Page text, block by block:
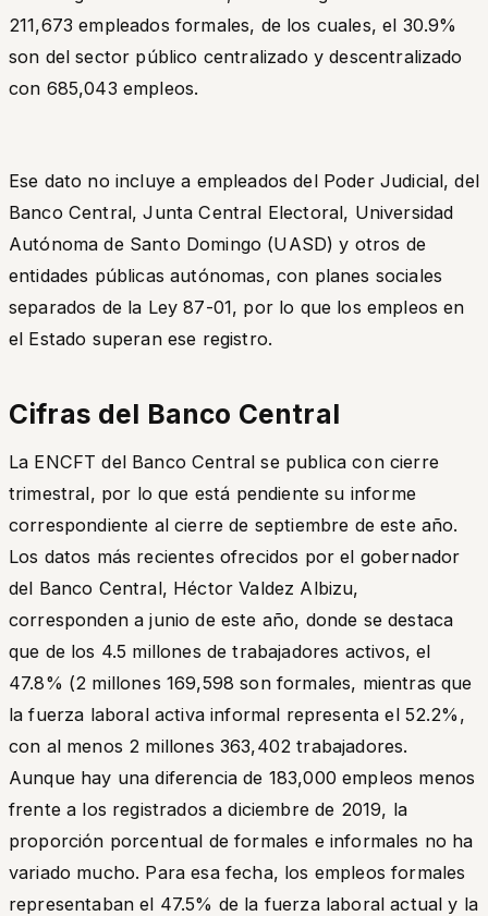
211,673 empleados formales, de los cuales, el 30.9%
son del sector público centralizado y descentralizado
con 685,043 empleos.
Ese dato no incluye a empleados del Poder Judicial, del
Banco Central, Junta Central Electoral, Universidad
Autónoma de Santo Domingo (UASD) y otros de
entidades públicas autónomas, con planes sociales
separados de la Ley 87-01, por lo que los empleos en
el Estado superan ese registro.
Cifras del Banco Central
La ENCFT del Banco Central se publica con cierre
trimestral, por lo que está pendiente su informe
correspondiente al cierre de septiembre de este año.
Los datos más recientes ofrecidos por el gobernador
del Banco Central, Héctor Valdez Albizu,
corresponden a junio de este año, donde se destaca
que de los 4.5 millones de trabajadores activos, el
47.8% (2 millones 169,598 son formales, mientras que
la fuerza laboral activa informal representa el 52.2%,
con al menos 2 millones 363,402 trabajadores.
Aunque hay una diferencia de 183,000 empleos menos
frente a los registrados a diciembre de 2019, la
proporción porcentual de formales e informales no ha
variado mucho. Para esa fecha, los empleos formales
representaban el 47.5% de la fuerza laboral actual y la